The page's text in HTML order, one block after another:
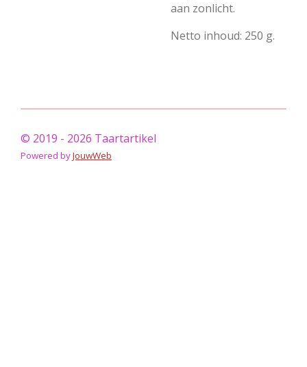
aan zonlicht.
Netto inhoud: 250 g.
© 2019 - 2026 Taartartikel
Powered byJouwWeb